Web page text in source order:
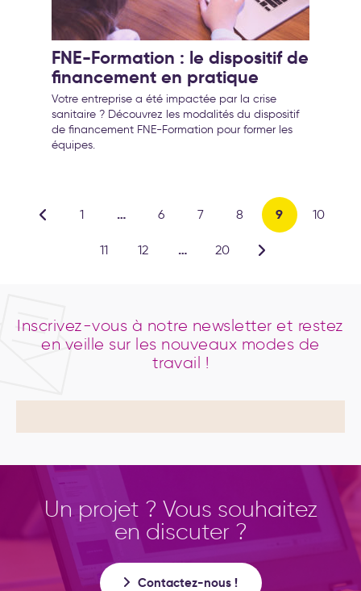
FNE-Formation : le dispositif de
financement en pratique
Votre entreprise a été impactée par la crise
sanitaire ? Découvrez les modalités du dispositif
de financement FNE-Formation pour former les
équipes.
1 … 6 7 8 9 10
11 12 … 20
Inscrivez-vous à notre newsletter et restez
en veille sur les nouveaux modes de
travail !
Un projet ? Vous souhaitez
en discuter ?
Contactez-nous !